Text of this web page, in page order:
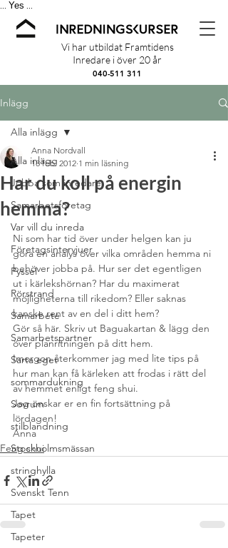
Yes
Vi har utbildat Framtidens
Inredare i över 20 år
040-511 311
Inlägg
Alla inlägg
Jobba som inredare
Samarbetsföretag
Var vill du inreda
Företagsintervjuer
Pyssel
Rörstrand
Samarbete
Samarbetspartner
Sarta eget
sommardukning
Sovrum
stilblandning
Stockholmsmässan
stringhylla
Svenskt Tenn
Tapet
Tapeter
Alla inlägg
Har du koll på energin
hemma?
Anna Nordvall
18 feb. 2012 1 min läsning
Ni som har tid över under helgen kan ju
göra en analys över vilka områden hemma ni
behöver jobba på. Hur ser det egentligen
ut i kärlekshörnan? Har du maximerat
möjligheterna till rikedom? Eller saknas
kanske rent av en del i ditt hem?
Gör så här. Skriv ut Baguakartan & lägg den
över planritningen på ditt hem.
Imorgon återkommer jag med lite tips på
hur man kan få kärleken att frodas i rätt del
av hemmet enligt feng shui.
Jag önskar er en fin fortsättning på
lördagen!
Anna
Feng shui